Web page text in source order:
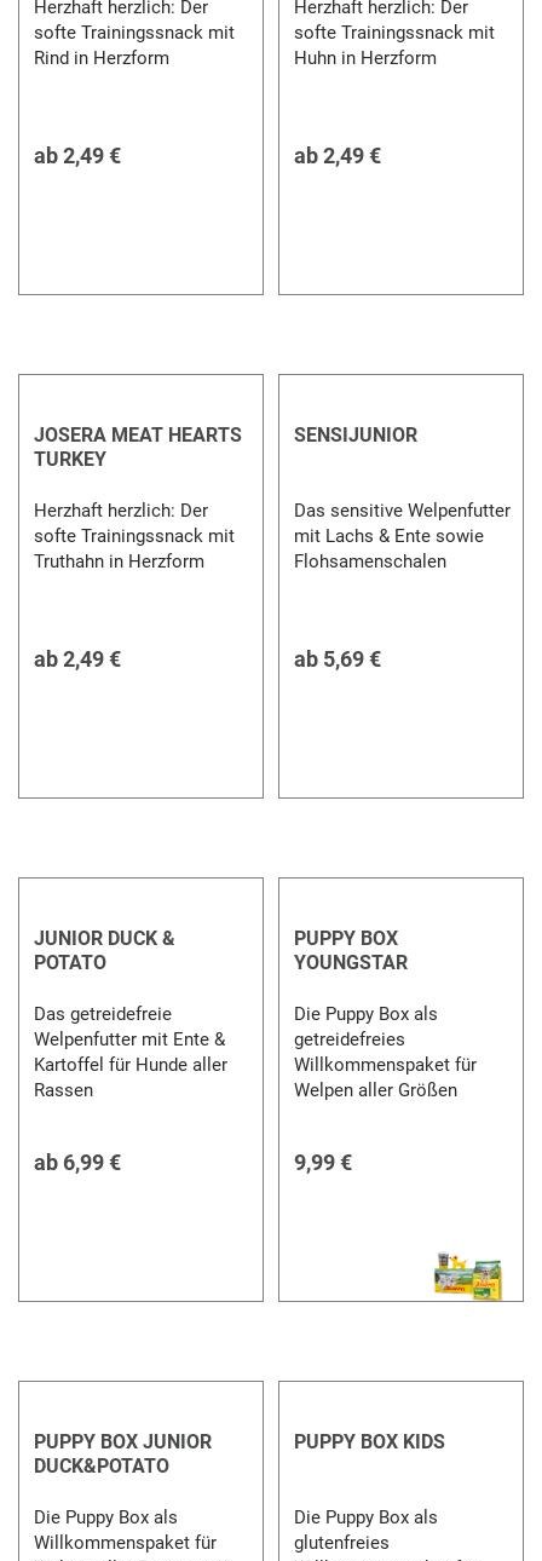
Herzhaft herzlich: Der
softe Trainingssnack mit
Rind in Herzform
ab2,49 €
Herzhaft herzlich: Der
softe Trainingssnack mit
Huhn in Herzform
ab2,49 €
JOSERA MEAT HEARTS
TURKEY
Herzhaft herzlich: Der
softe Trainingssnack mit
Truthahn in Herzform
ab2,49 €
SENSIJUNIOR
Das sensitive Welpenfutter
mit Lachs & Ente sowie
Flohsamenschalen
ab 5,69 €
JUNIOR DUCK &
POTATO
Das getreidefreie
Welpenfutter mit Ente &
Kartoffel für Hunde aller
Rassen
ab 6,99 €
PUPPY BOX
YOUNGSTAR
Die Puppy Box als
getreidefreies
Willkommenspaket für
Welpen aller Größen
9,99 €
PUPPY BOX JUNIOR
DUCK&POTATO
Die Puppy Box als
Willkommenspaket für
PUPPY BOX KIDS
Die Puppy Box als
glutenfreies